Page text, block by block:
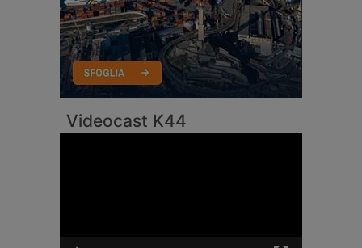
Videocast K44